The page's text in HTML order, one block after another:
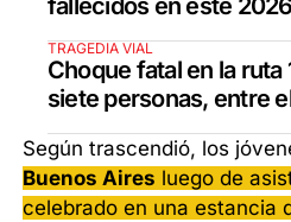
fallecidos en este 2026
TRAGEDIA VIAL
Choque fatal en la ruta
siete personas, entre
Según trascendió, los
Buenos Aires luego de
celebrado en una estancia